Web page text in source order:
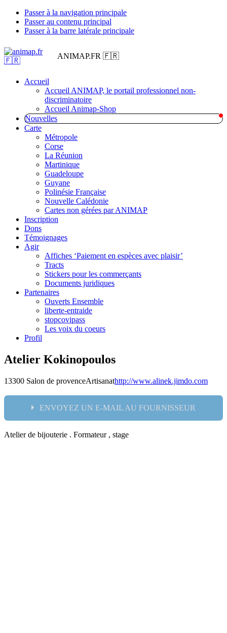
Passer à la navigation principale
Passer au contenu principal
Passer à la barre latérale principale
ANIMAP.FR 🇫🇷
Accueil
Accueil ANIMAP, le portail professionnel non-
discriminatoire
Accueil Animap-Shop
Nouvelles
Carte
Métropole
Corse
La Réunion
Martinique
Guadeloupe
Guyane
Polinésie Française
Nouvelle Calédonie
Cartes non gérées par ANIMAP
Inscription
Dons
Témoignages
Agir
Affiches ‘Paiement en espèces avec plaisir’
Tracts
Stickers pour les commerçants
Documents juridiques
Partenaires
Ouverts Ensemble
liberte-entraide
stopcovipass
Les voix du coeurs
Profil
Atelier Kokinopoulos
13300 Salon de provenceArtisanathttp://www.alinek.jimdo.com
ENVOYEZ UN E-MAIL AU FOURNISSEUR
Nom:
Atelier de bijouterie . Formateur , stage